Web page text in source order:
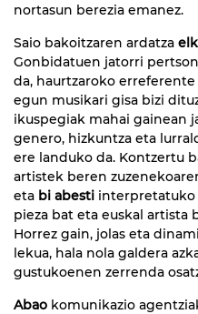
nortasun berezia emanez.
Saio bakoitzaren ardatza
Gonbidatuen jatorri
da, haurtzaroko
egun musikari gisa bizi
ikuspegiak mahai gainean
genero, hizkuntza eta
ere landuko da. Kontzertu
artistek beren
eta bi abesti
pieza bat eta euskal artista
Horrez gain, jolas eta
lekua, hala nola galdera
gustukoenen zerrenda
Abao komunikazio